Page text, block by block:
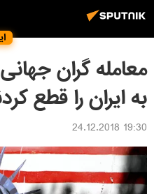
معامله گران
به ایران را قطع
19:30 24.12.2018